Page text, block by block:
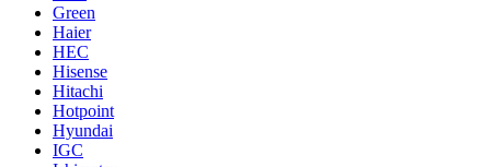
Green
Haier
HEC
Hisense
Hitachi
Hotpoint
Hyundai
IGC